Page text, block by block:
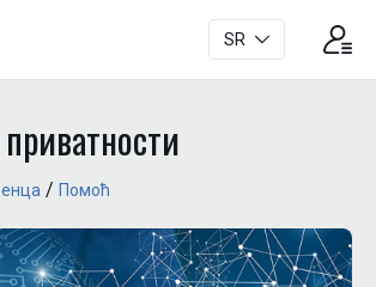
SR
/ Помоћ